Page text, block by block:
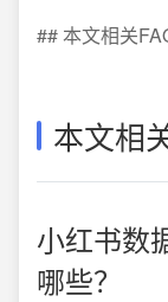
## 本文相关
本文相
小红书数
哪些？